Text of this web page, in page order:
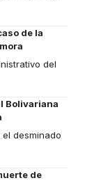
de la
del
Bolivariana
desminado
de